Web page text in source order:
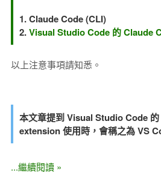
1. Claude Code (CLI)
2.Visual Studio Code 的 Claude
以上注意事項請知悉。
本文章提到 Visual Studio Code
extension 使用時，會稱之為 VS
...繼續閱讀 »